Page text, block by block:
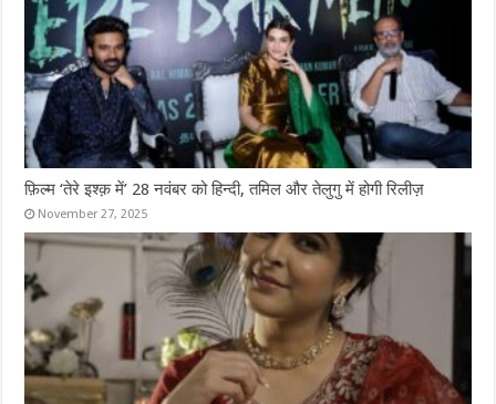
फ़िल्म ‘तेरे इश्क़ में’ 28 नवंबर को हिन्दी, तमिल और तेलुगु में होगी रिलीज़
November 27, 2025